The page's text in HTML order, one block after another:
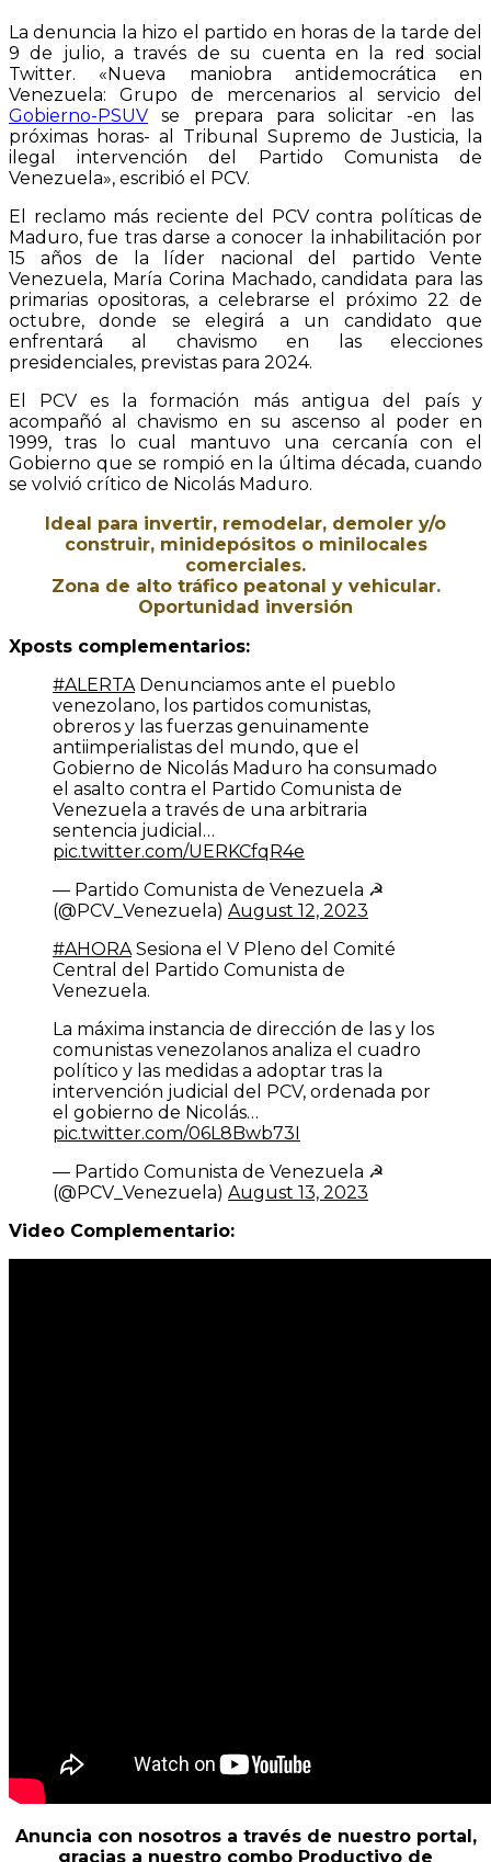
La denuncia la hizo el partido en horas de la tarde del
9 de julio, a través de su cuenta en la red social
Twitter. «Nueva maniobra antidemocrática en
Venezuela: Grupo de mercenarios al servicio del
Gobierno-PSUV se prepara para solicitar -en las
próximas horas- al Tribunal Supremo de Justicia, la
ilegal intervención del Partido Comunista de
Venezuela», escribió el PCV.
El reclamo más reciente del PCV contra políticas de
Maduro, fue tras darse a conocer la inhabilitación por
15 años de la líder nacional del partido Vente
Venezuela, María Corina Machado, candidata para las
primarias opositoras, a celebrarse el próximo 22 de
octubre, donde se elegirá a un candidato que
enfrentará al chavismo en las elecciones
presidenciales, previstas para 2024.
El PCV es la formación más antigua del país y
acompañó al chavismo en su ascenso al poder en
1999, tras lo cual mantuvo una cercanía con el
Gobierno que se rompió en la última década, cuando
se volvió crítico de Nicolás Maduro.
Ideal para invertir, remodelar, demoler y/o
construir, minidepósitos o minilocales
comerciales.
Zona de alto tráfico peatonal y vehicular.
Oportunidad inversión
Xposts complementarios:
#ALERTA Denunciamos ante el pueblo
venezolano, los partidos comunistas,
obreros y las fuerzas genuinamente
antiimperialistas del mundo, que el
Gobierno de Nicolás Maduro ha consumado
el asalto contra el Partido Comunista de
Venezuela a través de una arbitraria
sentencia judicial…
pic.twitter.com/UERKCfqR4e
— Partido Comunista de Venezuela ☭
(@PCV_Venezuela) August 12, 2023
#AHORA Sesiona el V Pleno del Comité
Central del Partido Comunista de
Venezuela.
La máxima instancia de dirección de las y los
comunistas venezolanos analiza el cuadro
político y las medidas a adoptar tras la
intervención judicial del PCV, ordenada por
el gobierno de Nicolás…
pic.twitter.com/06L8Bwb73I
— Partido Comunista de Venezuela ☭
(@PCV_Venezuela) August 13, 2023
Video Complementario:
Anuncia con nosotros a través de nuestro portal,
gracias a nuestro combo Productivo de